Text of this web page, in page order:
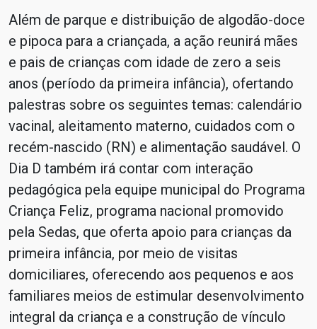
Além de parque e distribuição de algodão-doce
e pipoca para a criançada, a ação reunirá mães
e pais de crianças com idade de zero a seis
anos (período da primeira infância), ofertando
palestras sobre os seguintes temas: calendário
vacinal, aleitamento materno, cuidados com o
recém-nascido (RN) e alimentação saudável. O
Dia D também irá contar com interação
pedagógica pela equipe municipal do Programa
Criança Feliz, programa nacional promovido
pela Sedas, que oferta apoio para crianças da
primeira infância, por meio de visitas
domiciliares, oferecendo aos pequenos e aos
familiares meios de estimular desenvolvimento
integral da criança e a construção de vínculo